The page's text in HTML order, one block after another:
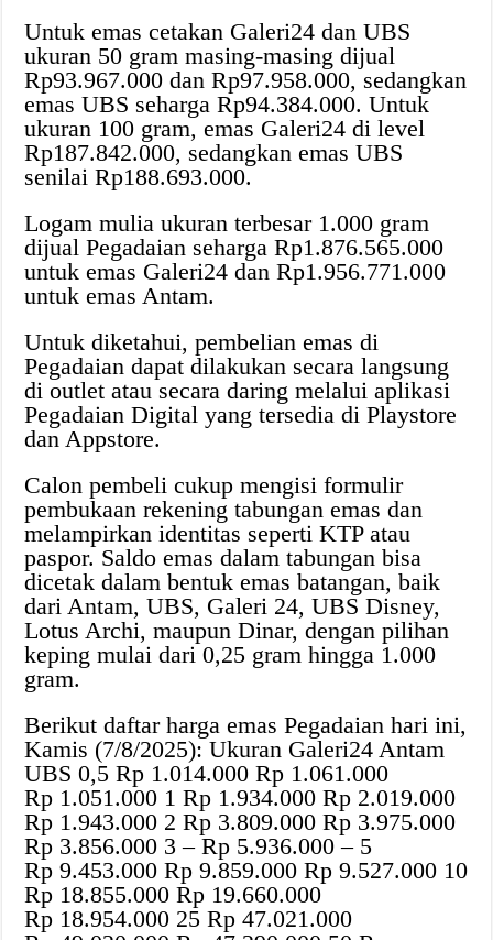
Untuk emas cetakan Galeri24 dan UBS
ukuran 50 gram masing-masing dijual
Rp93.967.000 dan Rp97.958.000, sedangkan
emas UBS seharga Rp94.384.000. Untuk
ukuran 100 gram, emas Galeri24 di level
Rp187.842.000, sedangkan emas UBS
senilai Rp188.693.000.
Logam mulia ukuran terbesar 1.000 gram
dijual Pegadaian seharga Rp1.876.565.000
untuk emas Galeri24 dan Rp1.956.771.000
untuk emas Antam.
Untuk diketahui, pembelian emas di
Pegadaian dapat dilakukan secara langsung
di outlet atau secara daring melalui aplikasi
Pegadaian Digital yang tersedia di Playstore
dan Appstore.
Calon pembeli cukup mengisi formulir
pembukaan rekening tabungan emas dan
melampirkan identitas seperti KTP atau
paspor. Saldo emas dalam tabungan bisa
dicetak dalam bentuk emas batangan, baik
dari Antam, UBS, Galeri 24, UBS Disney,
Lotus Archi, maupun Dinar, dengan pilihan
keping mulai dari 0,25 gram hingga 1.000
gram.
Berikut daftar harga emas Pegadaian hari ini,
Kamis (7/8/2025): Ukuran Galeri24 Antam
UBS 0,5 Rp 1.014.000 Rp 1.061.000
Rp 1.051.000 1 Rp 1.934.000 Rp 2.019.000
Rp 1.943.000 2 Rp 3.809.000 Rp 3.975.000
Rp 3.856.000 3 – Rp 5.936.000 – 5
Rp 9.453.000 Rp 9.859.000 Rp 9.527.000 10
Rp 18.855.000 Rp 19.660.000
Rp 18.954.000 25 Rp 47.021.000